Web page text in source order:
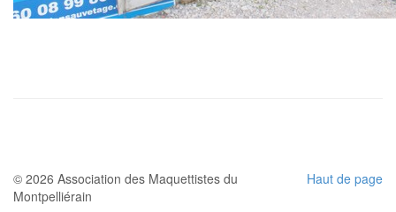
Haut de page
© 2026 Association des Maquettistes du
Montpelliérain